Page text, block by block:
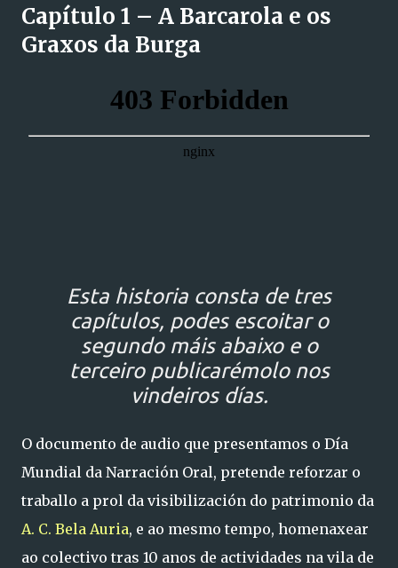
Capítulo 1 – A Barcarola e os
Graxos da Burga
Esta historia consta de tres
capítulos, podes escoitar o
segundo máis abaixo e o
terceiro publicarémolo nos
vindeiros días.
O documento de audio que presentamos o Día
Mundial da Narración Oral, pretende reforzar o
traballo a prol da visibilización do patrimonio da
A. C. Bela Auria, e ao mesmo tempo, homenaxear
ao colectivo tras 10 anos de actividades na vila de